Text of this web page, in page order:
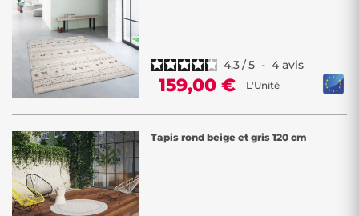
4.3/5 - 4 avis
159,00 € L'Unité
Tapis rond beige et gris 120 cm